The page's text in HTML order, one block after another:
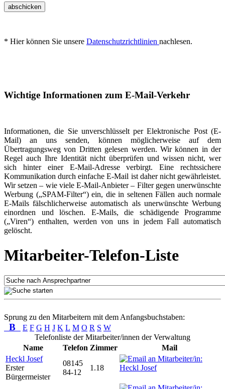
abschicken
* Hier können Sie unsere Datenschutzrichtlinien nachlesen.
Wichtige Informationen zum E-Mail-Verkehr
Informationen, die Sie unverschlüsselt per Elektronische Post (E-
Mail) an uns senden, können möglicherweise auf dem
Übertragungsweg von Dritten gelesen werden. Wir können in der
Regel auch Ihre Identität nicht überprüfen und wissen nicht, wer
sich hinter einer E-Mail-Adresse verbirgt. Eine rechtssichere
Kommunikation durch einfache E-Mail ist daher nicht gewährleistet.
Wir setzen – wie viele E-Mail-Anbieter – Filter gegen unerwünschte
Werbung („SPAM-Filter“) ein, die in seltenen Fällen auch normale
E-Mails fälschlicherweise automatisch als unerwünschte Werbung
einordnen und löschen. E-Mails, die schädigende Programme
(„Viren“) enthalten, werden von uns in jedem Fall automatisch
gelöscht.
Mitarbeiter-Telefon-Liste
Sprung zu den Mitarbeitern mit dem Anfangsbuchstaben:
B E F G H J K L M O R S W
Telefonliste der Mitarbeiter/innen der Verwaltung
Name
Telefon Zimmer
Mail
Heckl Josef
Erster
Bürgermeister
08145
84-12
1.18